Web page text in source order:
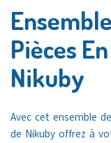
Pièces
Nikuby
Avec cet ensemble
de Nikuby offrez à